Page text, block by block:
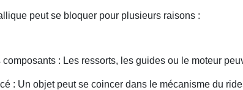
peut se bloquer pour plusieurs raisons :
composants : Les ressorts, les guides ou le moteur
: Un objet peut se coincer dans le mécanisme du